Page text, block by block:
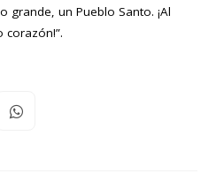
grande, un Pueblo Santo. ¡Al
corazón!”.